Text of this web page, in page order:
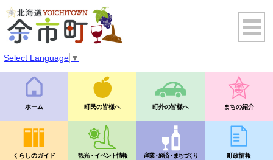
Select Language ▼
ホーム 町民の皆様へ 町外の皆様へ まちの紹介
くらしのガイド 観光・イベント情報 産業・経済・まちづくり 町政情報